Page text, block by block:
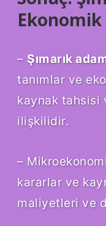
– Şımarık
tanımlar ve
kaynak tahsisi
ilişkilidir.
–
kararlar ve
maliyetleri ve